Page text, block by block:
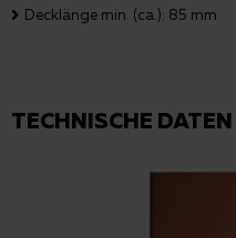
Decklänge min. (ca.): 85 mm
TECHNISCHE DATEN